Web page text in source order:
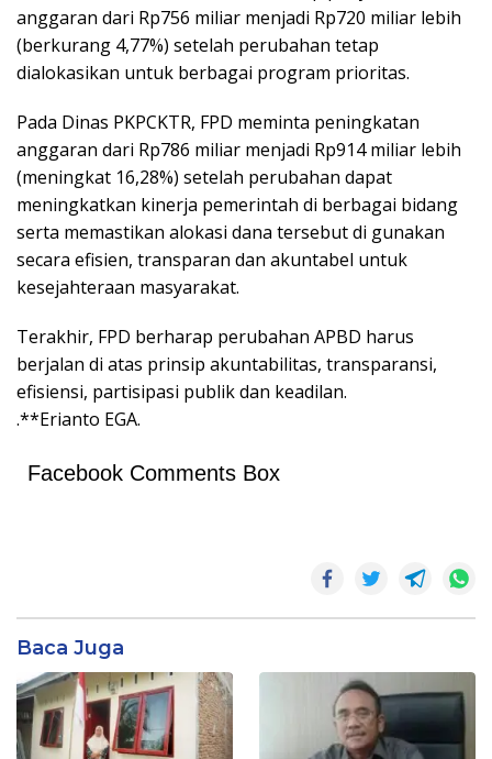
anggaran dari Rp756 miliar menjadi Rp720 miliar lebih
(berkurang 4,77%) setelah perubahan tetap
dialokasikan untuk berbagai program prioritas.
Pada Dinas PKPCKTR, FPD meminta peningkatan
anggaran dari Rp786 miliar menjadi Rp914 miliar lebih
(meningkat 16,28%) setelah perubahan dapat
meningkatkan kinerja pemerintah di berbagai bidang
serta memastikan alokasi dana tersebut di gunakan
secara efisien, transparan dan akuntabel untuk
kesejahteraan masyarakat.
Terakhir, FPD berharap perubahan APBD harus
berjalan di atas prinsip akuntabilitas, transparansi,
efisiensi, partisipasi publik dan keadilan.
.**Erianto EGA.
Facebook Comments Box
Baca Juga